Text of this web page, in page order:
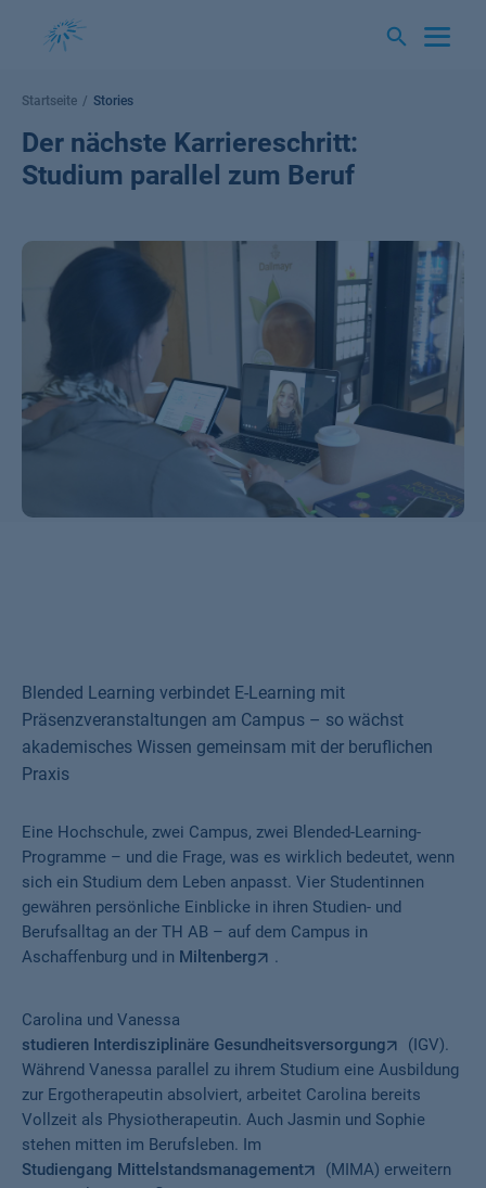
Startseite Stories
Der nächste Karriereschritt:
Studium parallel zum Beruf
Blended Learning verbindet E-Learning mit
Präsenzveranstaltungen am Campus – so wächst
akademisches Wissen gemeinsam mit der beruflichen
Praxis
Eine Hochschule, zwei Campus, zwei Blended-Learning-
Programme – und die Frage, was es wirklich bedeutet, wenn
sich ein Studium dem Leben anpasst. Vier Studentinnen
gewähren persönliche Einblicke in ihren Studien- und
Berufsalltag an der TH AB – auf dem Campus in
Aschaffenburg und in Miltenberg .
Carolina und Vanessa
studieren Interdisziplinäre Gesundheitsversorgung
(IGV).
Während Vanessa parallel zu ihrem Studium eine Ausbildung
zur Ergotherapeutin absolviert, arbeitet Carolina bereits
Vollzeit als Physiotherapeutin. Auch Jasmin und Sophie
stehen mitten im Berufsleben. Im
Studiengang Mittelstandsmanagement
(MIMA) erweitern